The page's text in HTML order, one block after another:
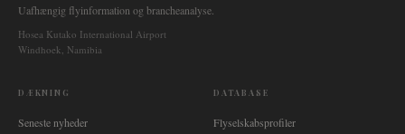
Uafhængig flyinformation og brancheanalyse.
Hosea Kutako International Airport
Windhoek, Namibia
DÆKNING
Seneste nyheder
DATABASE
Flyselskabsprofiler